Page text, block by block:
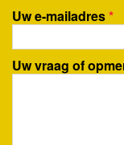
Uw e-mailadres*
Uw vraag of